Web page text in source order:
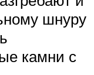
шнуру
камни с